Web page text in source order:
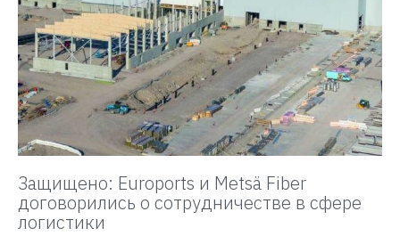
Защищено: Euroports и Metsä Fiber
договорились о сотрудничестве в сфере
логистики